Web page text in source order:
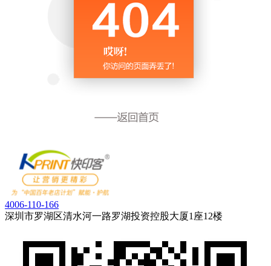
4006-110-166
深圳市罗湖区清水河一路罗湖投资控股大厦1座12楼